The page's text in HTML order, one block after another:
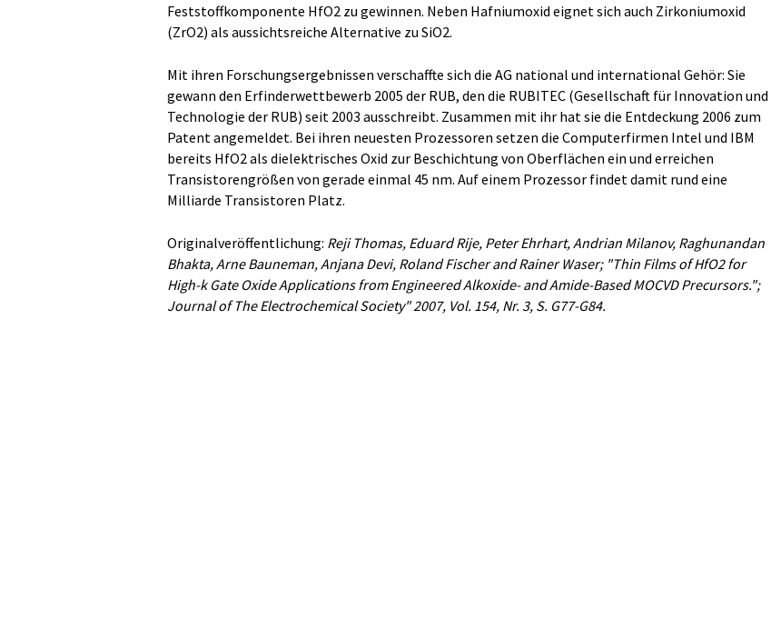
Feststoffkomponente HfO2 zu gewinnen. Neben Hafniumoxid eignet sich auch Zirkoniumoxid
(ZrO2) als aussichtsreiche Alternative zu SiO2.
Mit ihren Forschungsergebnissen verschaffte sich die AG national und international Gehör: Sie
gewann den Erfinderwettbewerb 2005 der RUB, den die RUBITEC (Gesellschaft für Innovation und
Technologie der RUB) seit 2003 ausschreibt. Zusammen mit ihr hat sie die Entdeckung 2006 zum
Patent angemeldet. Bei ihren neuesten Prozessoren setzen die Computerfirmen Intel und IBM
bereits HfO2 als dielektrisches Oxid zur Beschichtung von Oberflächen ein und erreichen
Transistorengrößen von gerade einmal 45 nm. Auf einem Prozessor findet damit rund eine
Milliarde Transistoren Platz.
Originalveröffentlichung: Reji Thomas, Eduard Rije, Peter Ehrhart, Andrian Milanov, Raghunandan
Bhakta, Arne Bauneman, Anjana Devi, Roland Fischer and Rainer Waser; "Thin Films of HfO2 for
High-k Gate Oxide Applications from Engineered Alkoxide- and Amide-Based MOCVD Precursors.";
Journal of The Electrochemical Society" 2007, Vol. 154, Nr. 3, S. G77-G84.